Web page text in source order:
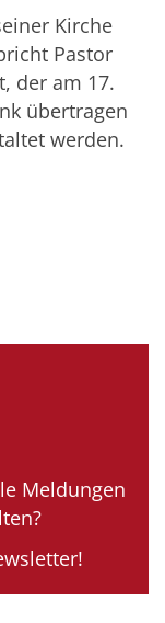
Kirche
Pastor
der am 17.
übertragen
werden.
Meldungen